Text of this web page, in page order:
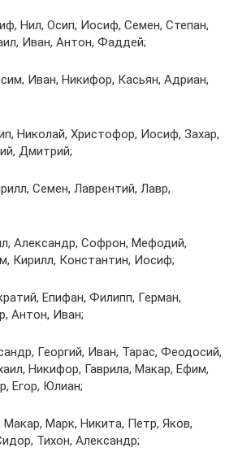
Нил, Осип, Иосиф, Семен, Степан,
Иван, Антон, Фаддей;
Иван, Никифор, Касьян, Адриан,
Николай, Христофор, Иосиф, Захар,
Дмитрий;
Семен, Лаврентий, Лавр,
Александр, Софрон, Мефодий,
Кирилл, Константин, Иосиф;
Епифан, Филипп, Герман,
Антон, Иван;
Георгий, Иван, Тарас, Феодосий,
Никифор, Гаврила, Макар, Ефим,
Егор, Юлиан;
Марк, Никита, Петр, Яков,
Тихон, Александр;